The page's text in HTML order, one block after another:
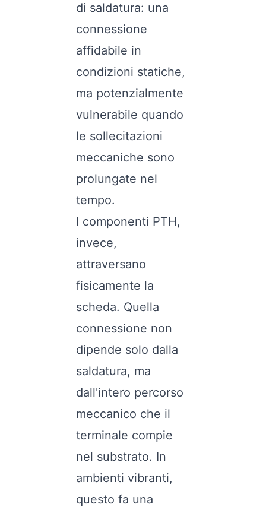
di saldatura: una
connessione
affidabile in
condizioni statiche,
ma potenzialmente
vulnerabile quando
le sollecitazioni
meccaniche sono
prolungate nel
tempo.
I componenti PTH,
invece,
attraversano
fisicamente la
scheda. Quella
connessione non
dipende solo dalla
saldatura, ma
dall'intero percorso
meccanico che il
terminale compie
nel substrato. In
ambienti vibranti,
questo fa una